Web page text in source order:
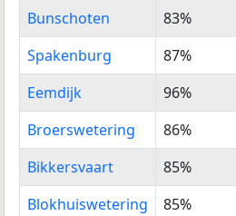
Buurtnaam
%
Herkomst
Nederland
Bunschoten 83%
Spakenburg
87%
Eemdijk
96%
Broerswetering
86%
Bikkersvaart
85%
Blokhuiswetering
85%